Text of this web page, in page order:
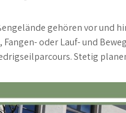
gehören vor und
Fangen- oder Lauf- und
Stetig